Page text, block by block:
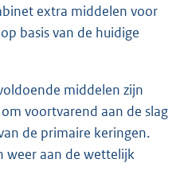
extra middelen voor
basis van de huidige
middelen zijn
voortvarend aan de slag
de primaire keringen.
weer aan de wettelijk